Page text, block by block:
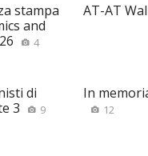
stampa
and
4
AT-AT
di
3
9
In
12